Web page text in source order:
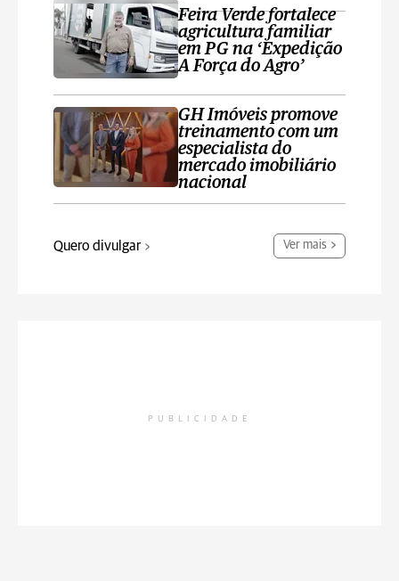
Feira Verde fortalece
agricultura familiar
em PG na ‘Expedição
A Força do Agro’
GH Imóveis promove
treinamento com um
especialista do
mercado imobiliário
nacional
Quero divulgar Ver mais
PUBLICIDADE